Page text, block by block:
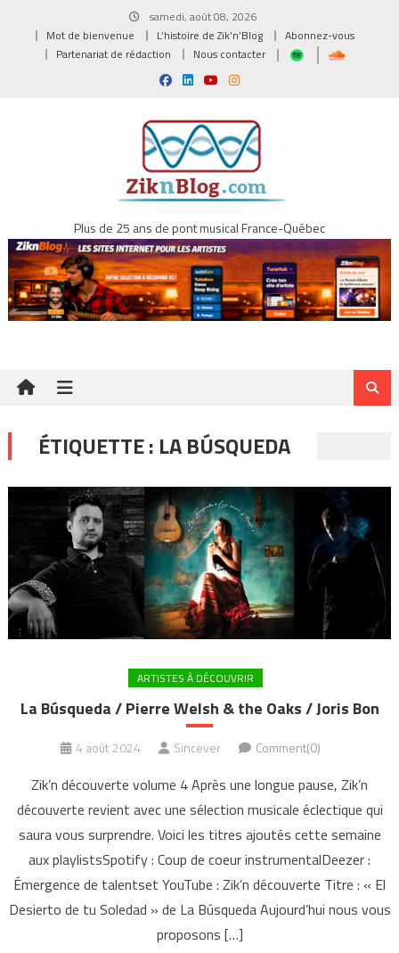
samedi, août 08, 2026
Mot de bienvenue
L’histoire de Zik’n’Blog
Abonnez-vous
Partenariat de rédaction
Nous contacter
Plus de 25 ans de pont musical France-Québec
ÉTIQUETTE : LA BÚSQUEDA
ARTISTES À DÉCOUVRIR
La Búsqueda / Pierre Welsh & the Oaks / Joris Bon
4 août 2024 Sincever Comment(0)
Zik’n découverte volume 4 Après une longue pause, Zik’n
découverte revient avec une sélection musicale éclectique qui
saura vous surprendre. Voici les titres ajoutés cette semaine
aux playlistsSpotify : Coup de coeur instrumentalDeezer :
Émergence de talentset YouTube : Zik’n découverte Titre : « El
Desierto de tu Soledad » de La Búsqueda Aujourd’hui nous vous
proposons […]